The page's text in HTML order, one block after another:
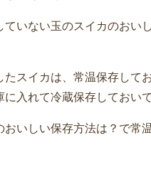
ていない玉のスイカのおい
たスイカは、常温保存して
に入れて冷蔵保存しておい
おいしい保存方法は？で常